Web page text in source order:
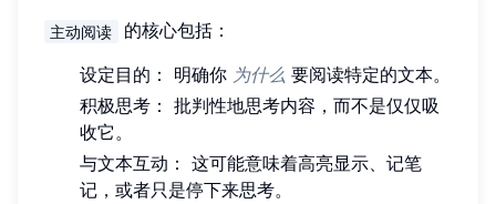
主动阅读
的核心包括：
设定目的： 明确你 为什么 要阅读特定的文本。
积极思考： 批判性地思考内容，而不是仅仅吸
收它。
与文本互动： 这可能意味着高亮显示、记笔
记，或者只是停下来思考。